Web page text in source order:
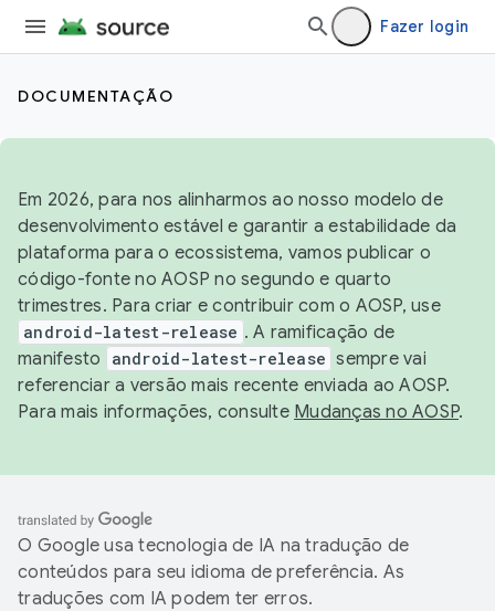
Fazer login
DOCUMENTAÇÃO
Em 2026, para nos alinharmos ao nosso modelo de
desenvolvimento estável e garantir a estabilidade da
plataforma para o ecossistema, vamos publicar o
código-fonte no AOSP no segundo e quarto
trimestres. Para criar e contribuir com o AOSP, use
android-latest-release . A ramificação de
manifesto
android-latest-release sempre vai
referenciar a versão mais recente enviada ao AOSP.
Para mais informações, consulte Mudanças no AOSP.
O Google usa tecnologia de IA na tradução de
conteúdos para seu idioma de preferência. As
traduções com IA podem ter erros.